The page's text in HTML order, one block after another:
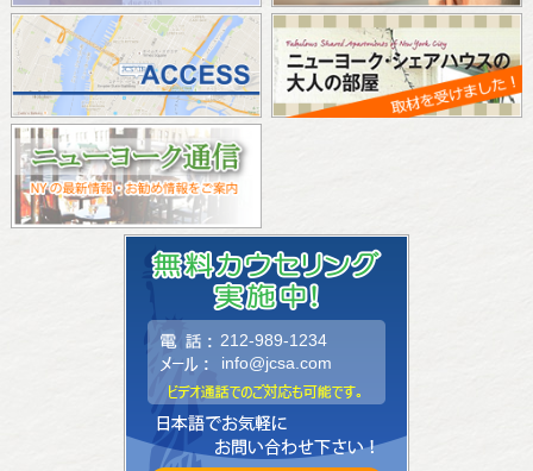
212-989-1234
info@jcsa.com